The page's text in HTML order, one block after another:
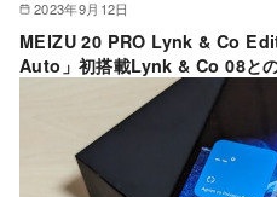
2023年9月12日
MEIZU 20 PRO Lynk & Co
Auto」初搭載Lynk & Co 08と